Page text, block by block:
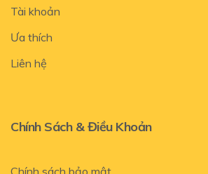
Tài khoản
Ưa thích
Liên hệ
Chính Sách & Điều Khoản
Chính sách bảo mật